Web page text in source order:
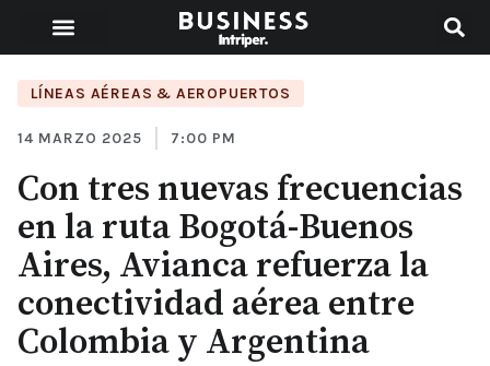
LÍNEAS AÉREAS & AEROPUERTOS
14 MARZO 2025 7:00 PM
Con tres nuevas frecuencias
en la ruta Bogotá-Buenos
Aires, Avianca refuerza la
conectividad aérea entre
Colombia y Argentina